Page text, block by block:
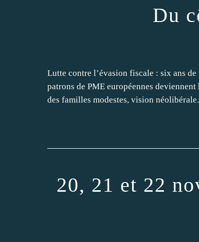
Du
Lutte contre l’évasion fiscale : six ans de
patrons de PME européennes
des familles modestes, vision
20, 21 et 22